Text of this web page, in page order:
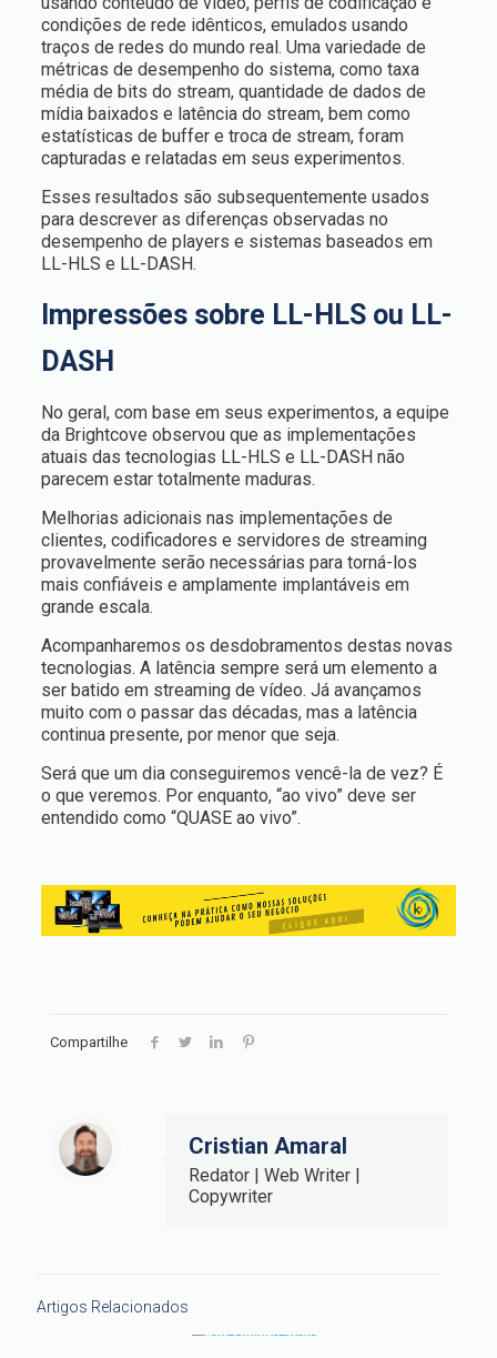
condições de rede idênticos, emulados usando
traços de redes do mundo real. Uma variedade de
métricas de desempenho do sistema, como taxa
média de bits do stream, quantidade de dados de
mídia baixados e latência do stream, bem como
estatísticas de buffer e troca de stream, foram
capturadas e relatadas em seus experimentos.
Esses resultados são subsequentemente usados
para descrever as diferenças observadas no
desempenho de players e sistemas baseados em
LL-HLS e LL-DASH.
Impressões sobre LL-HLS ou LL-
DASH
No geral, com base em seus experimentos, a equipe
da Brightcove observou que as implementações
atuais das tecnologias LL-HLS e LL-DASH não
parecem estar totalmente maduras.
Melhorias adicionais nas implementações de
clientes, codificadores e servidores de streaming
provavelmente serão necessárias para torná-los
mais confiáveis e amplamente implantáveis em
grande escala.
Acompanharemos os desdobramentos destas novas
tecnologias. A latência sempre será um elemento a
ser batido em streaming de vídeo. Já avançamos
muito com o passar das décadas, mas a latência
continua presente, por menor que seja.
Será que um dia conseguiremos vencê-la de vez? É
o que veremos. Por enquanto, “ao vivo” deve ser
entendido como “QUASE ao vivo”.
Compartilhe
Cristian Amaral
Redator | Web Writer |
Copywriter
Artigos Relacionados